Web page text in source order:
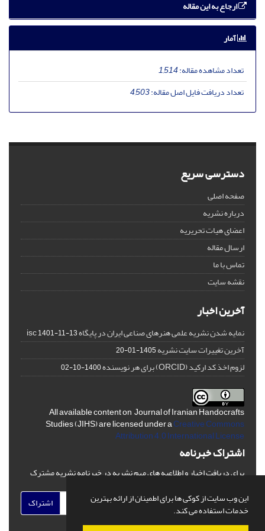
این وب سایت از کوکی ها برای اطمینان از ارائه بهترین
خدمات استفاده می کند.
ارجاع به این مقاله
آمار
تعداد مشاهده مقاله:1,514
تعداد دریافت فایل اصل مقاله:4,503
دسترسی سریع
صفحه اصلی
درباره نشریه
اعضای هیات تحریریه
ارسال مقاله
تماس با ما
نقشه سایت
آخرین اخبار
نمایه شدن نشریه علمی هنرهای صناعی ایران در پایگاه isc1401-11-13
آخرین تغییرات سایت نشریه1405-01-20
لزوم اخذ کد ارکید (ORCID) برای هر نویسنده 1400-10-02
All available content on Journal of Iranian Handocrafts
Studies (JIHS) are licensed under aCreative Commons
Attribution 4.0 International License
اشتراک خبرنامه
برای دریافت اخبار و اطلاعیه های مهم نشریه در خبرنامه نشریه مشترک
اشتراک